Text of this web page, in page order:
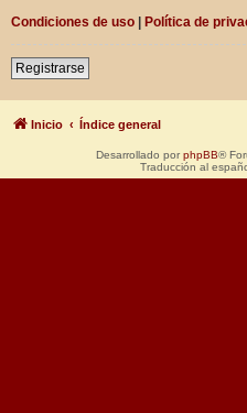
Condiciones de uso | Política de
Registrarse
Inicio Índice general
Desarrollado por phpBB®
Traducción al